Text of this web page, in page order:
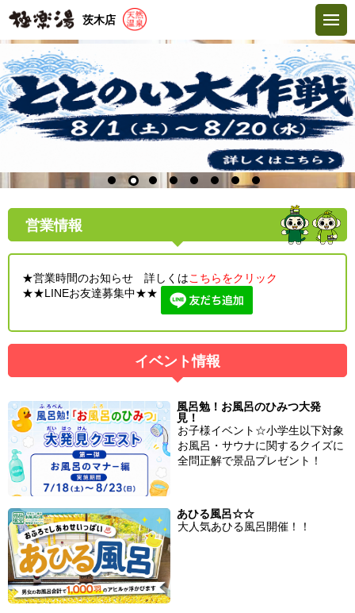
茨木店
営業情報
★営業時間のお知らせ 詳しくはこちらをクリック
★★LINEお友達募集中★★
イベント情報
風呂勉！お風呂のひみつ大発
見！
お子様イベント☆小学生以下対象
お風呂・サウナに関するクイズに
全問正解で景品プレゼント！
あひる風呂☆☆
大人気あひる風呂開催！！